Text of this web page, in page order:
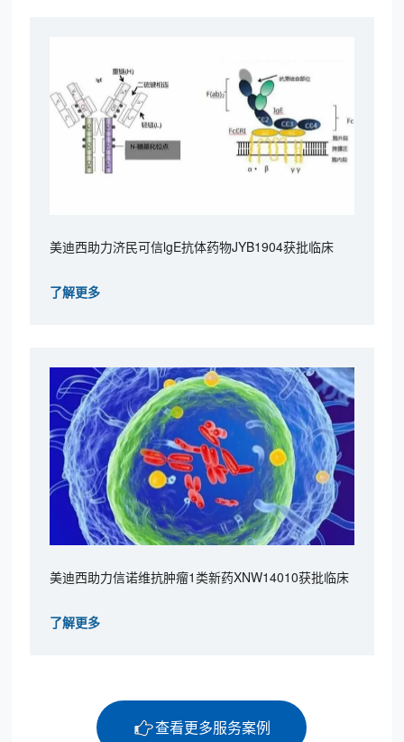
美迪西助力济民可信lgE抗体药物JYB1904获批临床
了解更多
美迪西助力信诺维抗肿瘤1类新药XNW14010获批临床
了解更多
查看更多服务案例